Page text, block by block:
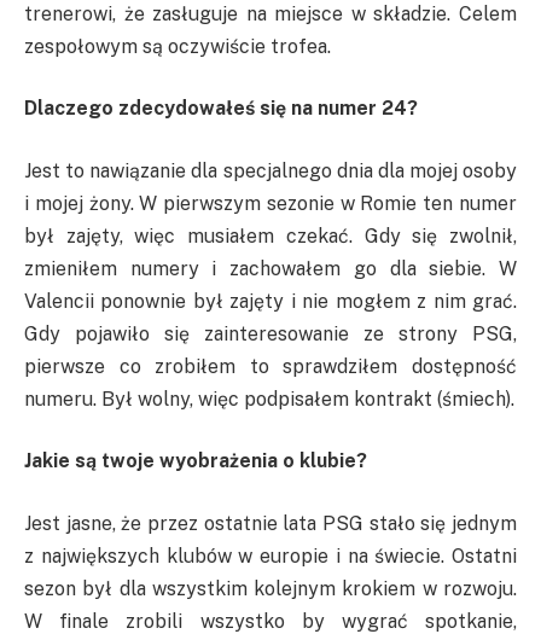
trenerowi, że zasługuje na miejsce w składzie. Celem
zespołowym są oczywiście trofea.
Dlaczego zdecydowałeś się na numer 24?
Jest to nawiązanie dla specjalnego dnia dla mojej osoby
i mojej żony. W pierwszym sezonie w Romie ten numer
był zajęty, więc musiałem czekać. Gdy się zwolnił,
zmieniłem numery i zachowałem go dla siebie. W
Valencii ponownie był zajęty i nie mogłem z nim grać.
Gdy pojawiło się zainteresowanie ze strony PSG,
pierwsze co zrobiłem to sprawdziłem dostępność
numeru. Był wolny, więc podpisałem kontrakt (śmiech).
Jakie są twoje wyobrażenia o klubie?
Jest jasne, że przez ostatnie lata PSG stało się jednym
z największych klubów w europie i na świecie. Ostatni
sezon był dla wszystkim kolejnym krokiem w rozwoju.
W finale zrobili wszystko by wygrać spotkanie,